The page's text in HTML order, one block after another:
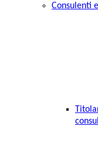
Consulenti